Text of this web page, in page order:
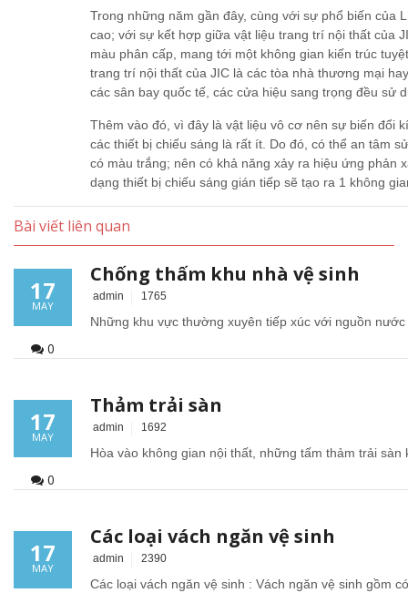
Trong những năm gần đây, cùng với sự phổ biến của
cao; với sự kết hợp giữa vật liệu trang trí nội thất của
màu phân cấp, mang tới một không gian kiến trúc
trang trí nội thất của JIC là các tòa nhà thương mại
các sân bay quốc tế, các cửa hiệu sang trọng đều sử
Thêm vào đó, vì đây là vật liệu vô cơ nên sự biến đổi
các thiết bị chiếu sáng là rất ít. Do đó, có thể an tâm
có màu trắng; nên có khả năng xảy ra hiệu ứng
dạng thiết bị chiếu sáng gián tiếp sẽ tạo ra 1 không
Bài viết liên quan
17
MAY
0
Chống thấm khu nhà vệ sinh
admin 1765
Những khu vực thường xuyên tiếp xúc với nguồn
17
MAY
0
Thảm trải sàn
admin 1692
Hòa vào không gian nội thất, những tấm thảm trải
17
MAY
Các loại vách ngăn vệ sinh
admin 2390
Các loại vách ngăn vệ sinh : Vách ngăn vệ sinh gồm